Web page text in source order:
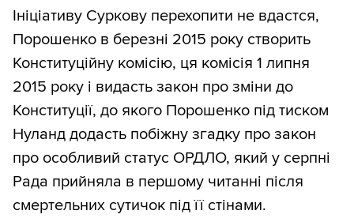
Ініціативу Суркову перехопити не вдастся,
Порошенко в березні 2015 року створить
Конституційну комісію, ця комісія 1 липня
2015 року і видасть закон про зміни до
Конституції, до якого Порошенко під тиском
Нуланд додасть побіжну згадку про закон
про особливий статус ОРДЛО, який у серпні
Рада прийняла в першому читанні після
смертельних сутичок під її стінами.